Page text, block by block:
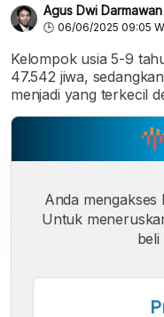
Agus Dwi Darmawan
06/06/2025 09:05
Kelompok usia 5-9
47.542 jiwa,
menjadi yang terkecil
Anda mengakses
Untuk